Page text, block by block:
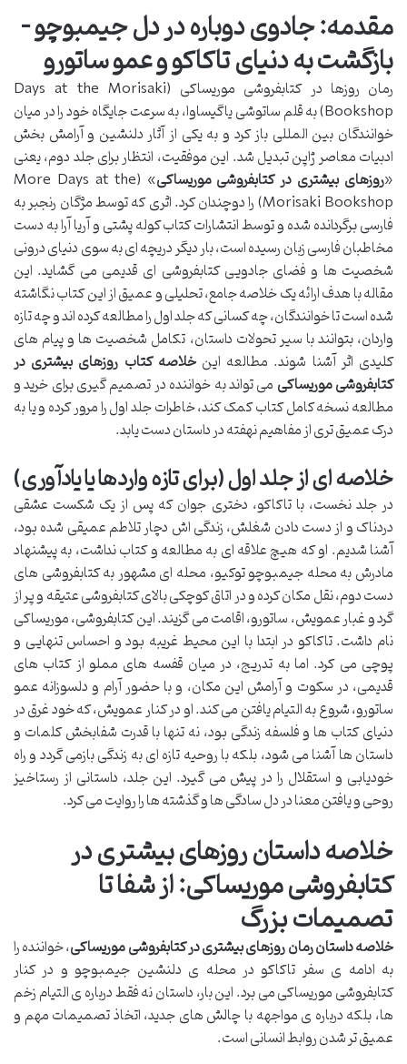
مقدمه: جادوی دوباره در دل جیمبوچو –
بازگشت به دنیای تاکاکو و عمو ساتورو
رمان روزها در کتابفروشی موریساکی (Days at the Morisaki
Bookshop) به قلم ساتوشی یاگیساوا، به سرعت جایگاه خود را در میان
خوانندگان بین المللی باز کرد و به یکی از آثار دلنشین و آرامش بخش
ادبیات معاصر ژاپن تبدیل شد. این موفقیت، انتظار برای جلد دوم، یعنی
«روزهای بیشتری در کتابفروشی موریساکی » (More Days at the
Morisaki Bookshop) را دوچندان کرد. اثری که توسط مژگان رنجبر به
فارسی برگردانده شده و توسط انتشارات کتاب کوله پشتی و آریا آرا به دست
مخاطبان فارسی زبان رسیده است، بار دیگر دریچه ای به سوی دنیای درونی
شخصیت ها و فضای جادویی کتابفروشی ای قدیمی می گشاید. این
مقاله با هدف ارائه یک خلاصه جامع، تحلیلی و عمیق از این کتاب نگاشته
شده است تا خوانندگان، چه کسانی که جلد اول را مطالعه کرده اند و چه تازه
واردان، بتوانند با سیر تحولات داستان، تکامل شخصیت ها و پیام های
کلیدی اثر آشنا شوند. مطالعه اینخلاصه کتاب روزهای بیشتری در
کتابفروشی موریساکیمی تواند به خواننده در تصمیم گیری برای خرید و
مطالعه نسخه کامل کتاب کمک کند، خاطرات جلد اول را مرور کرده و یا به
درک عمیق تری از مفاهیم نهفته در داستان دست یابد.
خلاصه ای از جلد اول (برای تازه واردها یا یادآوری)
در جلد نخست، با تاکاکو، دختری جوان که پس از یک شکست عشقی
دردناک و از دست دادن شغلش، زندگی اش دچار تلاطم عمیقی شده بود،
آشنا شدیم. او که هیچ علاقه ای به مطالعه و کتاب نداشت، به پیشنهاد
مادرش به محله جیمبوچو توکیو، محله ای مشهور به کتابفروشی های
دست دوم، نقل مکان کرده و در اتاق کوچکی بالای کتابفروشی عتیقه و پر از
گرد و غبار عمویش، ساتورو، اقامت می گزیند. این کتابفروشی، موریساکی
نام داشت. تاکاکو در ابتدا با این محیط غریبه بود و احساس تنهایی و
پوچی می کرد. اما به تدریج، در میان قفسه های مملو از کتاب های
قدیمی، در سکوت و آرامش این مکان، و با حضور آرام و دلسوزانه عمو
ساتورو، شروع به التیام یافتن می کند. او در کنار عمویش، که خود غرق در
دنیای کتاب ها و فلسفه زندگی بود، نه تنها با قدرت شفابخش کلمات و
داستان ها آشنا می شود، بلکه با روحیه تازه ای به زندگی بازمی گردد و راه
خودیابی و استقلال را در پیش می گیرد. این جلد، داستانی از رستاخیز
روحی و یافتن معنا در دل سادگی ها و گذشته ها را روایت می کرد.
خلاصه داستان روزهای بیشتری در
کتابفروشی موریساکی: از شفا تا
تصمیمات بزرگ
خلاصه داستان رمان روزهای بیشتری در کتابفروشی موریساکی، خواننده را
به ادامه ی سفر تاکاکو در محله ی دلنشین جیمبوچو و در کنار
کتابفروشی موریساکی می برد. این بار، داستان نه فقط درباره ی التیام زخم
ها، بلکه درباره ی مواجهه با چالش های جدید، اتخاذ تصمیمات مهم و
عمیق تر شدن روابط انسانی است.